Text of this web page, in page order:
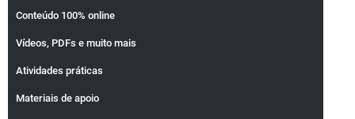
Conteúdo 100% online
Vídeos, PDFs e muito mais
Atividades práticas
Materiais de apoio